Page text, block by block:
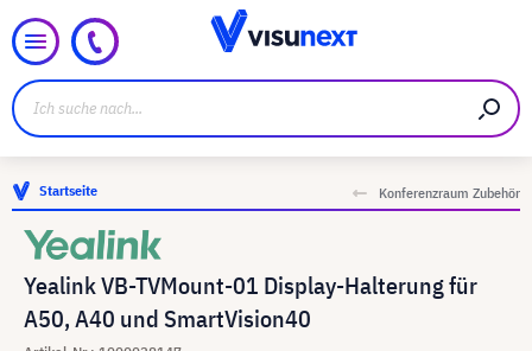
Startseite Konferenzraum Zubehör
Yealink VB-TVMount-01 Display-Halterung für
A50, A40 und SmartVision40